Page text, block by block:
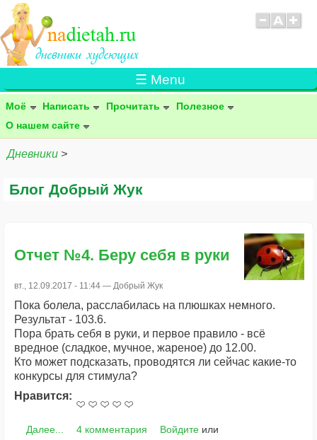
☰ Menu
Моё Написать Прочитать
Полезное
О нашем сайте
Дневники >
Блог Добрый Жук
Отчет №4. Беру себя в руки
вт., 12.09.2017 - 11:44 — Добрый Жук
Пока болела, расслабилась на плюшках немного.
Результат - 103.6.
Пора брать себя в руки, и первое правило - всё
вредное (сладкое, мучное, жареное) до 12.00.
Кто может подсказать, проводятся ли сейчас какие-то
конкурсы для стимула?
Нравится:
Далее... 4 комментария Войдитеили